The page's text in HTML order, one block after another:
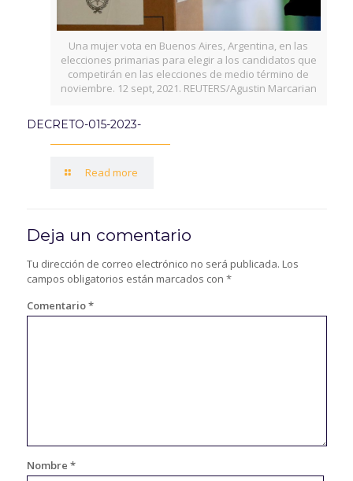
Una mujer vota en Buenos Aires, Argentina, en las
elecciones primarias para elegir a los candidatos que
competirán en las elecciones de medio término de
noviembre. 12 sept, 2021. REUTERS/Agustin Marcarian
DECRETO-015-2023-
Read more
Deja un comentario
Tu dirección de correo electrónico no será publicada. Los
campos obligatorios están marcados con *
Comentario*
Nombre *